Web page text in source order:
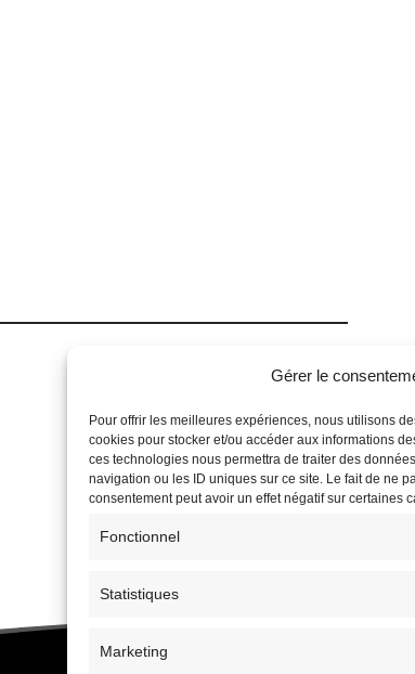
Gérer le
Pour offrir les meilleures expériences, nous utilisons
cookies pour stocker et/ou accéder aux informations
ces technologies nous permettra de traiter des
navigation ou les ID uniques sur ce site. Le fait de ne
consentement peut avoir un effet négatif sur certaines
Fonctionnel
Statistiques
Marketing